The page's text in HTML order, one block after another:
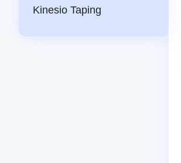
Kinesio Taping